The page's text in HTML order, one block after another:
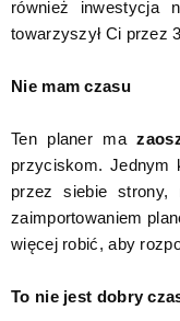
również inwestycja
towarzyszył Ci przez
Nie mam czasu
Ten planer ma
przyciskom. Jednym
przez siebie
zaimportowaniem
więcej robić, aby
To nie jest dobry